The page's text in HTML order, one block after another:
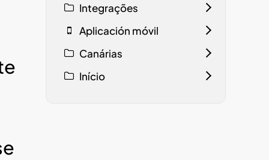
Integrações
Aplicación móvil
Canárias
Início